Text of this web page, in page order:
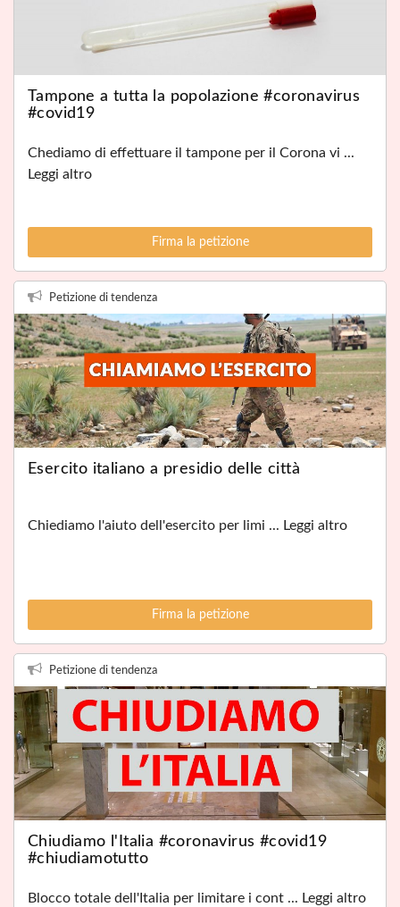
Tampone a tutta la popolazione #coronavirus
#covid19
Chediamo di effettuare il tampone per il Corona vi ...
Leggi altro
Firma la petizione
Petizione di tendenza
Esercito italiano a presidio delle città
Chiediamo l'aiuto dell'esercito per limi ... Leggi altro
Firma la petizione
Petizione di tendenza
Chiudiamo l'Italia #coronavirus #covid19
#chiudiamotutto
Blocco totale dell'Italia per limitare i cont ... Leggi altro